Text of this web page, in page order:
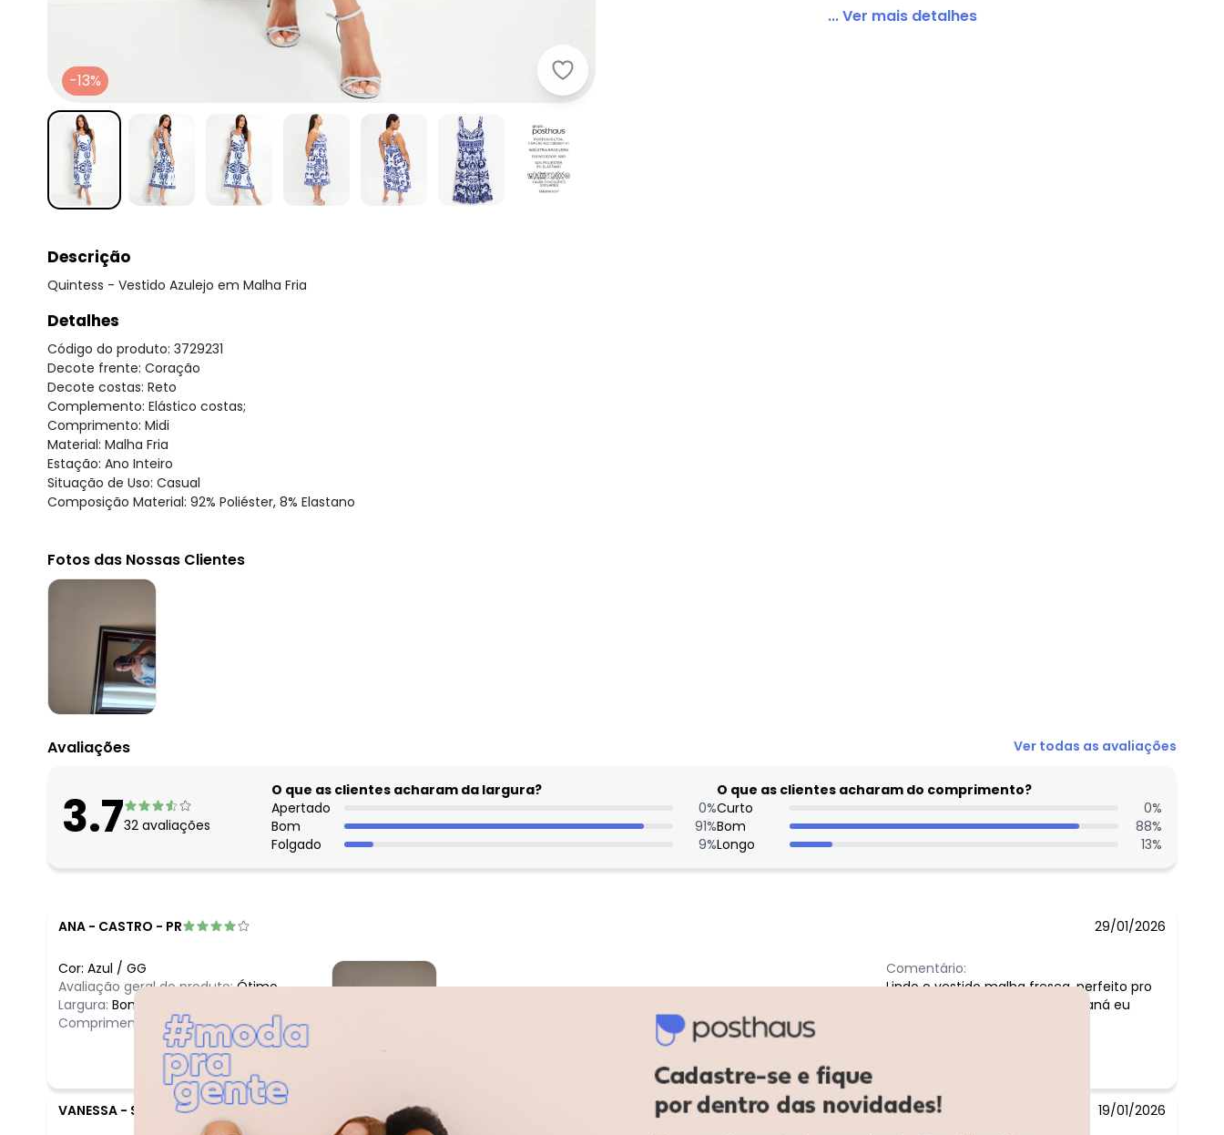
Quintess - Vestido Azulejo em Malha Fria
-13%
... Ver mais detalhes
Descrição
Quintess - Vestido Azulejo em Malha Fria
Detalhes
Código do produto: 3729231
Decote frente: Coração
Decote costas: Reto
Complemento: Elástico costas;
Comprimento: Midi
Material: Malha Fria
Estação: Ano Inteiro
Situação de Uso: Casual
Composição Material: 92% Poliéster, 8% Elastano
Fotos das Nossas Clientes
Avaliações Ver todas as avaliações
3.732 avaliações
O que as clientes acharam da largura?
Apertado
0%
Bom
91%
Folgado
9%
O que as clientes acharam do comprimento?
Curto
0%
Bom
88%
Longo
13%
ANA - CASTRO - PR 29/01/2026
Cor: Azul / GG
Avaliação geral do produto: Ótimo
Largura: Bom
Comprimento:
Longo
Comentário:
Lindo o vestido malha fresca ,perfeito pro
calor que tem feito aqui no Paraná eu
VANESSA - SAO LUIS - MA 19/01/2026